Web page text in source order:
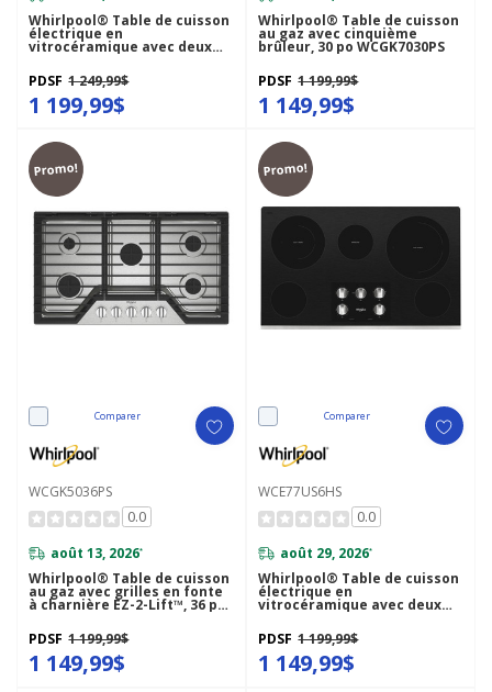
Whirlpool® Table de cuisson
électrique en
vitrocéramique avec deux
éléments radiants doubles -
30 po WCE97US0KB
PDSF 1 249,99$
1 199,99$
Whirlpool® Table de cuisson
au gaz avec cinquième
brûleur, 30 po WCGK7030PS
PDSF 1 199,99$
1 149,99$
Promo!
Comparer
WCGK5036PS
0.0
août 13, 2026*
Whirlpool® Table de cuisson
au gaz avec grilles en fonte
à charnière EZ-2-Lift™, 36 po
PDSF 1 199,99$
1 149,99$
Promo!
Comparer
WCE77US6HS
0.0
août 29, 2026*
Whirlpool® Table de cuisson
électrique en
vitrocéramique avec deux
éléments radiants doubles -
36 po WCE77US6HS
PDSF 1 199,99$
1 149,99$